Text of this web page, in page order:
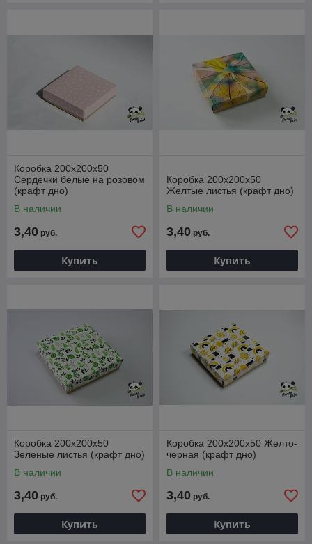
Коробка 200х200х50
Сердечки белые на розовом
(крафт дно)
В наличии
3,40 руб.
Купить
Коробка 200х200х50
Желтые листья (крафт дно)
В наличии
3,40 руб.
Купить
Коробка 200х200х50
Зеленые листья (крафт дно)
В наличии
3,40 руб.
Купить
Коробка 200х200х50 Желто-
черная (крафт дно)
В наличии
3,40 руб.
Купить